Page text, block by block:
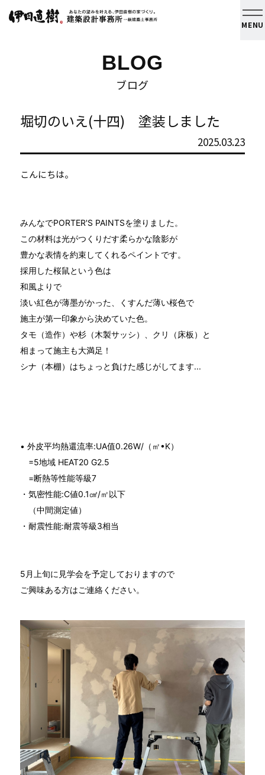
MENU
BLOG
ブログ
堀切のいえ(十四) 塗装しました
2025.03.23
こんにちは。
みんなでPORTER'S PAINTSを塗りました。
この材料は光がつくりだす柔らかな陰影が
豊かな表情を約束してくれるペイントです。
採用した桜鼠という色は
和風よりで
淡い紅色が薄墨がかった、くすんだ薄い桜色で
施主が第一印象から決めていた色。
タモ（造作）や杉（木製サッシ）、クリ（床板）と
相まって施主も大満足！
シナ（本棚）はちょっと負けた感じがしてます...
• 外皮平均熱還流率:UA值0.26W/（㎡•K）
=5地域 HEAT20 G2.5
=断熱等性能等級7
・気密性能:C値0.1㎠/㎡以下
（中間測定値）
・耐震性能:耐震等級3相当
5月上旬に見学会を予定しておりますので
ご興味ある方はご連絡ください。